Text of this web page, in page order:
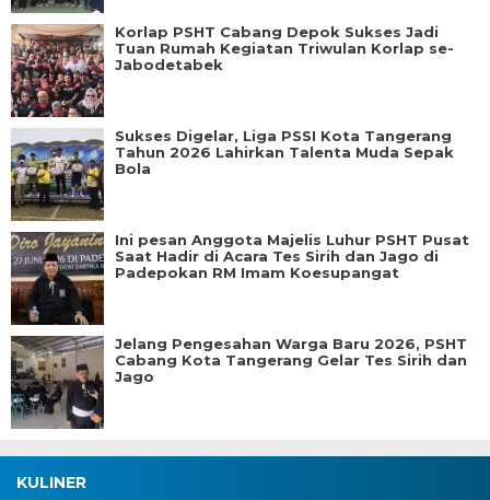
Korlap PSHT Cabang Depok Sukses Jadi
Tuan Rumah Kegiatan Triwulan Korlap se-
Jabodetabek
Sukses Digelar, Liga PSSI Kota Tangerang
Tahun 2026 Lahirkan Talenta Muda Sepak
Bola
Ini pesan Anggota Majelis Luhur PSHT Pusat
Saat Hadir di Acara Tes Sirih dan Jago di
Padepokan RM Imam Koesupangat
Jelang Pengesahan Warga Baru 2026, PSHT
Cabang Kota Tangerang Gelar Tes Sirih dan
Jago
KULINER